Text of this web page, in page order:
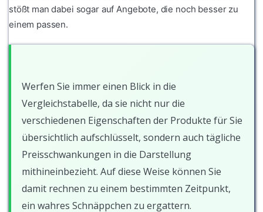
stößt man dabei sogar auf Angebote, die noch besser zu
einem passen.
Werfen Sie immer einen Blick in die
Vergleichstabelle, da sie nicht nur die
verschiedenen Eigenschaften der Produkte für Sie
übersichtlich aufschlüsselt, sondern auch tägliche
Preisschwankungen in die Darstellung
mithineinbezieht. Auf diese Weise können Sie
damit rechnen zu einem bestimmten Zeitpunkt,
ein wahres Schnäppchen zu ergattern.